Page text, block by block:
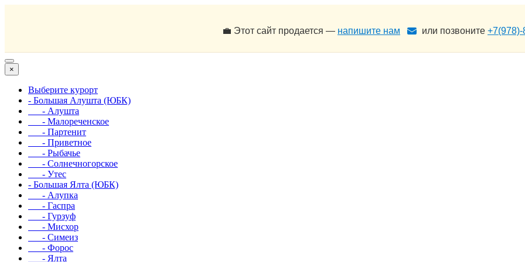
💼 Этот сайт продается — напишите нам или позвоните
×
Выберите курорт
- Большая Алушта (ЮБК)
- Алушта
- Малореченское
- Партенит
- Приветное
- Рыбачье
- Солнечногорское
- Утес
- Большая Ялта (ЮБК)
- Алупка
- Гаспра
- Гурзуф
- Мисхор
- Симеиз
- Форос
- Ялта